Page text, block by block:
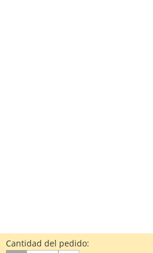
Cantidad del pedido: